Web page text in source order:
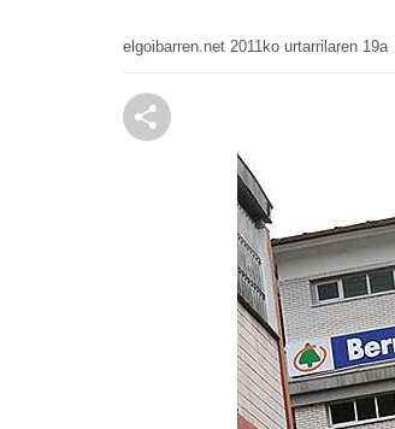
elgoibarren.net 2011ko urtarrilaren 19a